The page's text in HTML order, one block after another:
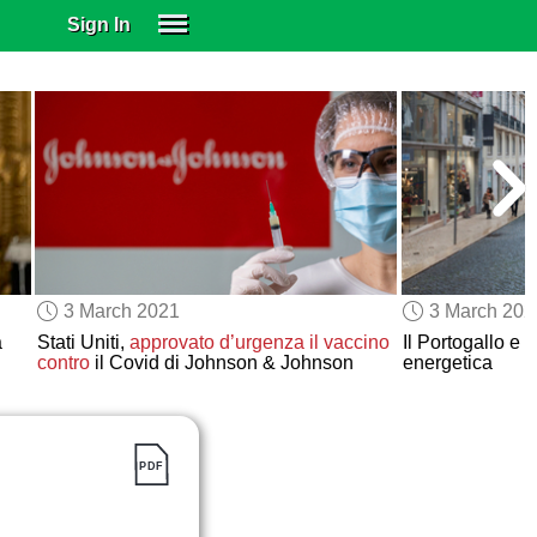
Sign In
SUBSCRIBE
EDUCATIONAL LICENSES
GIFT CARDS
OTHER LANGUAGES
ABOUT US
ALEXA
ADJUST COLORS
3 March 2021
Stati Uniti, approvato d’urgenza il vaccino
controil Covid di Johnson & Johnson
3 March
Il Portogallo e
energetica